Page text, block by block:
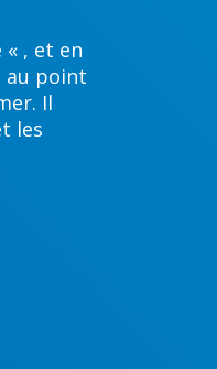
, et en
au point
Il
les